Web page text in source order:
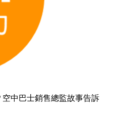
中巴士銷售總監故事告訴